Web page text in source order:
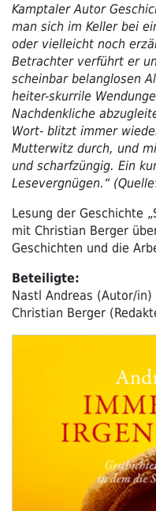
Kamptaler Autor
man sich im Keller bei
oder vielleicht noch
Betrachter verführt er
scheinbar belanglosen
heiter-skurrile
Nachdenkliche
Wort- blitzt immer
Mutterwitz durch, und
und scharfzüngig. Ein
Lesevergnügen.“ (Quelle
Lesung der Geschichte
mit Christian Berger
Geschichten und die
Beteiligte:
Nastl Andreas (Autor/in)
Christian Berger